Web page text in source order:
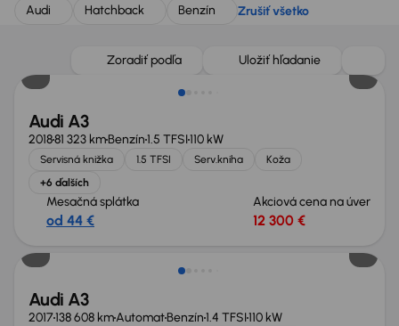
Audi
Hatchback Benzín Zrušiť všetko
Zoradiť podľa Uložiť hľadanie
Nové v ponuke
Audi A3
201881 323 kmBenzín1.5 TFSI110 kW
Servisná knižka 1.5 TFSI Serv.kniha
Koža
+6 ďalších
Mesačná splátka
od 44 €
Akciová cena na úver
12 300 €
Nové v ponuke
Audi A3
2017138 608 kmAutomatBenzín1.4 TFSI110 kW